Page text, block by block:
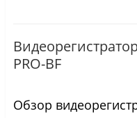
PRO-BF
Обзор